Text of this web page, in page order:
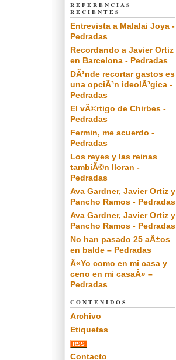
REFERENCIAS
RECIENTES
Entrevista a Malalai Joya -
Pedradas
Recordando a Javier Ortiz
en Barcelona - Pedradas
DÃ³nde recortar gastos es
una opciÃ³n ideolÃ³gica -
Pedradas
El vÃ©rtigo de Chirbes -
Pedradas
Fermin, me acuerdo -
Pedradas
Los reyes y las reinas
tambiÃ©n lloran -
Pedradas
Ava Gardner, Javier Ortiz y
Pancho Ramos - Pedradas
Ava Gardner, Javier Ortiz y
Pancho Ramos - Pedradas
No han pasado 25 aÃ±os
en balde – Pedradas
Â«Yo como en mi casa y
ceno en mi casaÂ» –
Pedradas
CONTENIDOS
Archivo
Etiquetas
RSS
Contacto